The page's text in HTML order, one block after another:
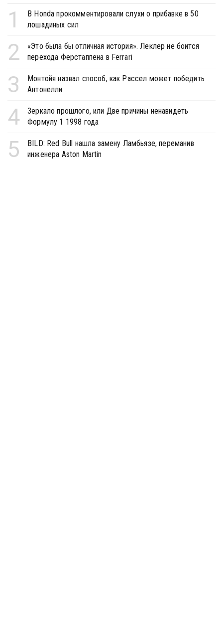
1
В Honda прокомментировали слухи о прибавке в 50
лошадиных сил
2
«Это была бы отличная история». Леклер не боится
перехода Ферстаппена в Ferrari
3
Монтойя назвал способ, как Рассел может победить
Антонелли
4
Зеркало прошлого, или Две причины ненавидеть
Формулу 1 1998 года
5
BILD: Red Bull нашла замену Ламбьязе, переманив
инженера Aston Martin